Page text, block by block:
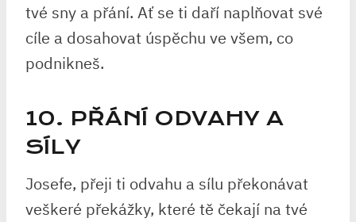
tvé sny a přání. Ať se ti daří naplňovat své
cíle a dosahovat úspěchu ve všem, co
podnikneš.
10. PŘÁNÍ ODVAHY A
SÍLY
Josefe, přeji ti odvahu a sílu překonávat
veškeré překážky, které tě čekají na tvé